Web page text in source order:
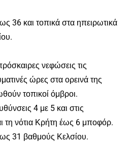
36 και τοπικά στα ηπειρωτικά
νεφώσεις τις
ώρες στα ορεινά της
τοπικοί όμβροι.
4 με 5 και στις
τη νότια Κρήτη έως 6 μποφόρ.
31 βαθμούς Κελσίου.